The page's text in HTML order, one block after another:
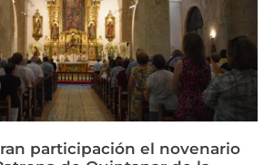
participación el novenario